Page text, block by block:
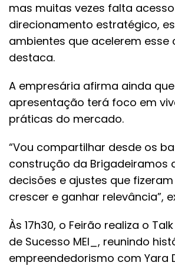
mas muitas vezes falta
direcionamento estratégico,
ambientes que acelerem esse
destaca.
A empresária afirma ainda
apresentação terá foco em
práticas do mercado.
“Vou compartilhar desde os
construção da Brigadeiramos
decisões e ajustes que
crescer e ganhar relevância”,
Às 17h30, o Feirão realiza o
de Sucesso MEI_, reunindo
empreendedorismo com Yara